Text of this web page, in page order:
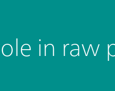
in raw